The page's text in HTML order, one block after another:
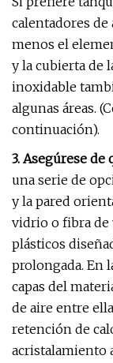
calentadores
menos el
y la cubierta de
inoxidable
algunas áreas.
continuación).
3. Asegúrese de
una serie de
y la pared
vidrio o fibra de
plásticos
prolongada. En
capas del
de aire entre
retención de
acristalamiento